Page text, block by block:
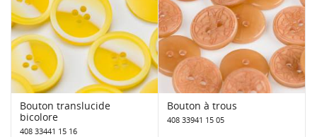
Bouton translucide
bicolore
408 33441 15 16
Bouton à trous
408 33941 15 05